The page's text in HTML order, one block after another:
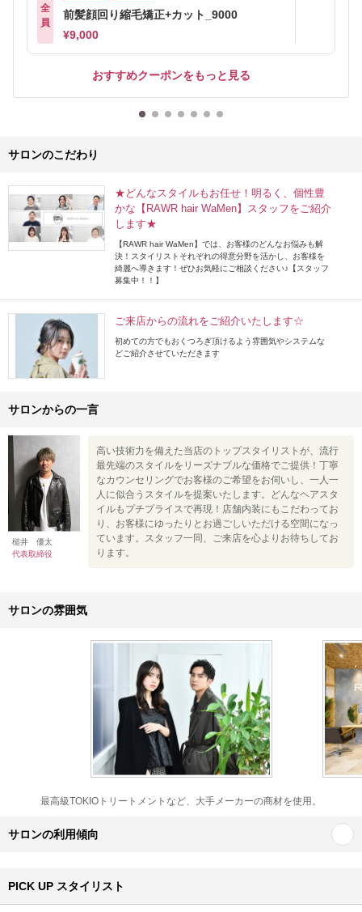
全
員
前髪顔回り縮毛矯正+カット_9000
¥9,000
おすすめクーポンをもっと見る
サロンのこだわり
★どんなスタイルもお任せ！明るく、個性豊
かな【RAWR hair WaMen】スタッフをご紹介
します★
【RAWR hair WaMen】では、お客様のどんなお悩みも解
決！スタイリストそれぞれの得意分野を活かし、お客様を
綺麗へ導きます！ぜひお気軽にご相談ください♪【スタッフ
募集中！！】
ご来店からの流れをご紹介いたします☆
初めての方でもおくつろぎ頂けるよう雰囲気やシステムな
どご紹介させていただきます
サロンからの一言
槌井 優太
代表取締役
高い技術力を備えた当店のトップスタイリストが、流行
最先端のスタイルをリーズナブルな価格でご提供！丁寧
なカウンセリングでお客様のご希望をお伺いし、一人一
人に似合うスタイルを提案いたします。どんなヘアスタ
イルもプチプライスで再現！店舗内装にもこだわってお
り、お客様にゆったりとお過ごしいただける空間になっ
ています。スタッフ一同、ご来店を心よりお待ちしてお
ります。
サロンの雰囲気
最高級TOKIOトリートメントなど、大手メーカーの商材を使用。
サロンの利用傾向
PICK UP スタイリスト